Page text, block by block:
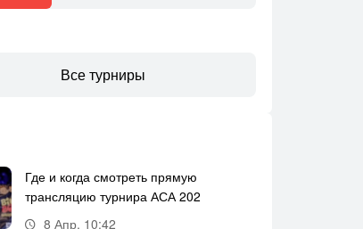
Все турниры
Где и когда смотреть прямую
трансляцию турнира АСА 202
8 Апр, 10:42